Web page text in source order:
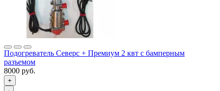
Подогреватель Северс + Премиум 2 квт с бамперным
разъемом
8000 руб.
+